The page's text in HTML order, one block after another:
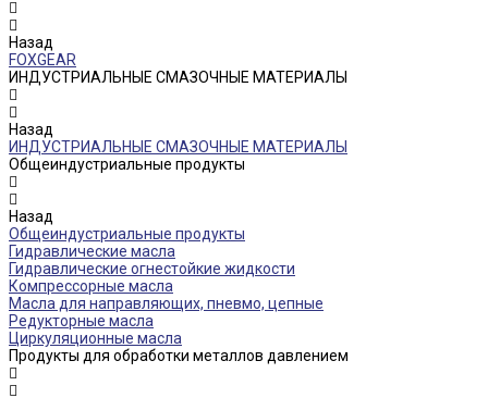
Назад
FOXGEAR
ИНДУСТРИАЛЬНЫЕ СМАЗОЧНЫЕ МАТЕРИАЛЫ
Назад
ИНДУСТРИАЛЬНЫЕ СМАЗОЧНЫЕ МАТЕРИАЛЫ
Общеиндустриальные продукты
Назад
Общеиндустриальные продукты
Гидравлические масла
Гидравлические огнестойкие жидкости
Компрессорные масла
Масла для направляющих, пневмо, цепные
Редукторные масла
Циркуляционные масла
Продукты для обработки металлов давлением